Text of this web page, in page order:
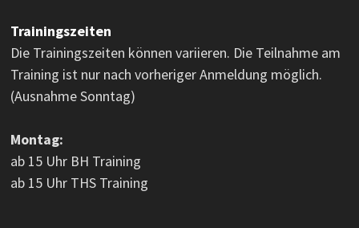
Trainingszeiten
Die Trainingszeiten können variieren. Die Teilnahme am
Training ist nur nach vorheriger Anmeldung möglich.
(Ausnahme Sonntag)
Montag:
ab 15 Uhr BH Training
ab 15 Uhr THS Training